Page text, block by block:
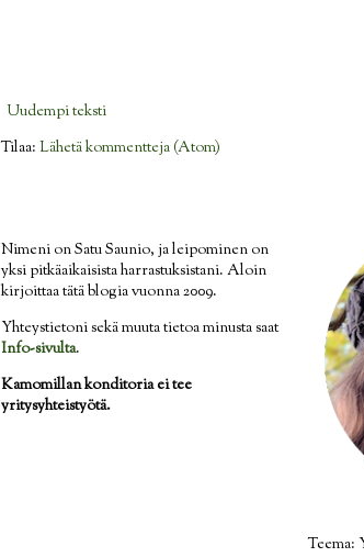
Uudempi teksti
Tilaa: Lähetä kommentteja (Atom)
Nimeni on Satu Saunio, ja leipominen on
yksi pitkäaikaisista harrastuksistani. Aloin
kirjoittaa tätä blogia vuonna 2009.
Yhteystietoni sekä muuta tietoa minusta saat
Info-sivulta.
Kamomillan konditoria ei tee
yritysyhteistyötä.
Teema: